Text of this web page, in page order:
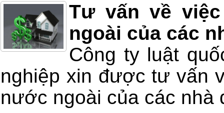
Tư vấn về
ngoài của các
Công ty luật
nghiệp xin được tư vấn
nước ngoài của các nhà